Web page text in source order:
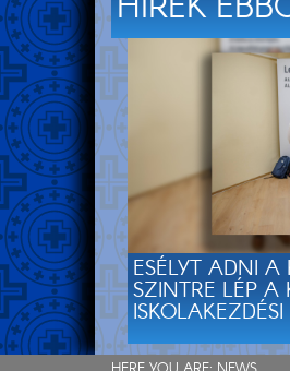
ESÉLYT ADNI A
SZINTRE LÉP A